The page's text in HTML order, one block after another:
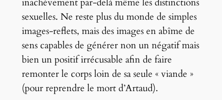
sexuelles. Ne reste plus du monde de simples
images-reflets, mais des images en abîme de
sens capables de générer non un négatif mais
bien un positif irrécusable afin de faire
remonter le corps loin de sa seule « viande »
(pour reprendre le mort d’Artaud).